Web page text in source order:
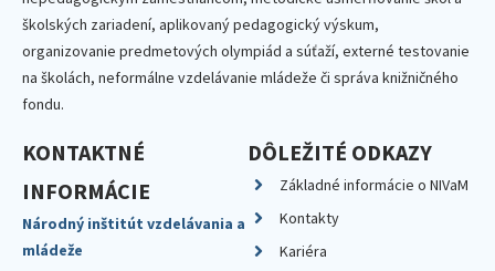
školských zariadení, aplikovaný pedagogický výskum,
organizovanie predmetových olympiád a súťaží, externé testovanie
na školách, neformálne vzdelávanie mládeže či správa knižničného
fondu.
KONTAKTNÉ
INFORMÁCIE
Národný inštitút vzdelávania a
mládeže
DÔLEŽITÉ ODKAZY
Základné informácie o NIVaM
Kontakty
Kariéra